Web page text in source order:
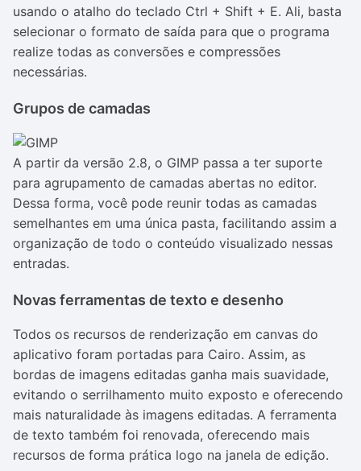
usando o atalho do teclado Ctrl + Shift + E. Ali, basta
selecionar o formato de saída para que o programa
realize todas as conversões e compressões
necessárias.
Grupos de camadas
A partir da versão 2.8, o GIMP passa a ter suporte
para agrupamento de camadas abertas no editor.
Dessa forma, você pode reunir todas as camadas
semelhantes em uma única pasta, facilitando assim a
organização de todo o conteúdo visualizado nessas
entradas.
Novas ferramentas de texto e desenho
Todos os recursos de renderização em canvas do
aplicativo foram portadas para Cairo. Assim, as
bordas de imagens editadas ganha mais suavidade,
evitando o serrilhamento muito exposto e oferecendo
mais naturalidade às imagens editadas. A ferramenta
de texto também foi renovada, oferecendo mais
recursos de forma prática logo na janela de edição.